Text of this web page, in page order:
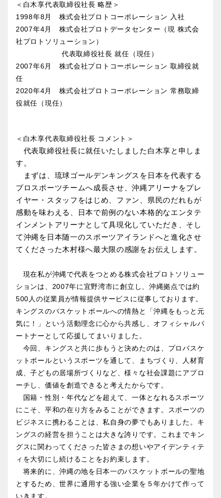
＜白木享代表取締役社長 略歴＞
1998年8月 株式会社プロトコーポレーション 入社
2007年4月 株式会社プロトデータセンター（現 株式会
社プロトソリューション）
代表取締役社長 就任（現任）
2007年6月 株式会社プロトコーポレーション 取締役就
任
2020年4月 株式会社プロトコーポレーション 常務取締
役就任（現任）
＜白木享代表取締役社長 コメント＞
代表取締役社長に就任いたしました白木享と申しま
す。
まずは、琉球ゴールデンキングスを日本を代表する
プロスポーツチームへ成長させ、沖縄アリーナをプレ
イヤー・スタッフをはじめ、ファン、県民のだれもが
感動を味わえる、日本で前例のない本格的なエンタテ
インメントアリーナとして具現化していただき、そし
て沖縄を日本随一のスポーツアイランドへと進化させ
てくださった木村様へ最大限の感謝をお伝えします。
現在私が沖縄で代表をつとめる株式会社プロトソリュー
ションは、2007年に宜野湾市に創立し、沖縄拠点では約
500人の従業員が情報提供サービスに従事しております。
キングスのバスケットボールへの情熱と「沖縄をもっと元
気に！」という活動理念に心から共感し、オフィシャルパ
ートナーとして応援してまいりました。
今回、キングスと共に歩もうと決めたのは、プロバスケ
ットボールというスポーツを通して、まちづくり、人材育
成、子どもの居場所づくりなど、様々な社会課題にアプロ
ーチし、価値を創造できると考えたからです。
国籍・性別・年代などを超えて、一体となれるスポーツ
にこそ、平和の在り方をみることができます。スポーツの
ビジネスに携わることは、私自身の夢でもありました。キ
ングスの経営を担うことは大きな誇りです。これまでキン
グスに関わってくださった皆さまの想いやアイデンティテ
ィを大切にし続けることをお約束します。
将来的に、沖縄の地を日本一のバスケットボールの聖地
とするため、世界に通用する強い企業を５年かけて作って
いきます。